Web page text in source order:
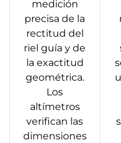
medición
precisa de la
rectitud del
riel guía y de
la exactitud
geométrica.
Los
altímetros
verifican las
dimensiones